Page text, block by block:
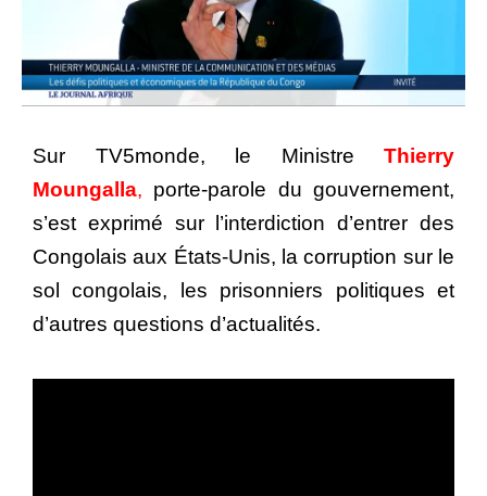
Sur TV5monde, le Ministre Thierry
Moungalla, porte-parole du gouvernement,
s’est exprimé sur l’interdiction d’entrer des
Congolais aux États-Unis, la corruption sur le
sol congolais, les prisonniers politiques et
d’autres questions d’actualités.